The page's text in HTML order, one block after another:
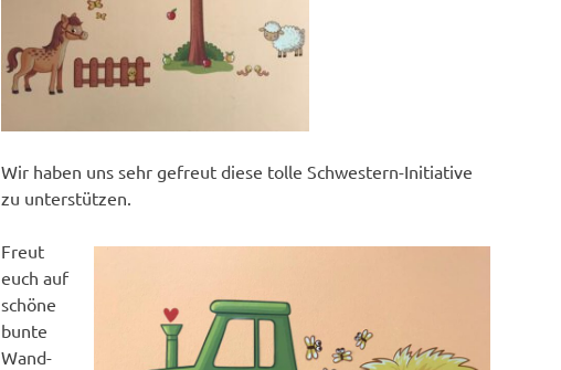
Wir haben uns sehr gefreut diese tolle Schwestern-Initiative
zu unterstützen.
Freut
euch auf
schöne
bunte
Wand-